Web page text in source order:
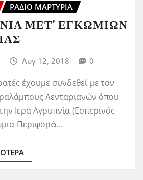
ΡΆΔΙΟ ΜΑΡΤΥΡΊΑ
ΜΕΤ’ ΕΓΚΩΜΙΩΝ
Αυγ 12, 2018 0
έχουμε συνδεθεί με τον
Λενταριανών όπου
Ιερά Αγρυπνία (Εσπερινός-
Περιφορὰ…